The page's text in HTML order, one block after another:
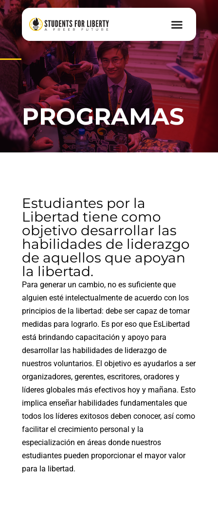
PROGRAMAS
Estudiantes por la
Libertad tiene como
objetivo desarrollar las
habilidades de liderazgo
de aquellos que apoyan
la libertad.
Para generar un cambio, no es suficiente que
alguien esté intelectualmente de acuerdo con los
principios de la libertad: debe ser capaz de tomar
medidas para lograrlo. Es por eso que EsLibertad
está brindando capacitación y apoyo para
desarrollar las habilidades de liderazgo de
nuestros voluntarios. El objetivo es ayudarlos a ser
organizadores, gerentes, escritores, oradores y
líderes globales más efectivos hoy y mañana. Esto
implica enseñar habilidades fundamentales que
todos los líderes exitosos deben conocer, así como
facilitar el crecimiento personal y la
especialización en áreas donde nuestros
estudiantes pueden proporcionar el mayor valor
para la libertad.